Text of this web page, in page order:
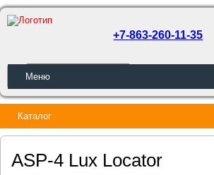
ОБРАТНЫЙ ЗВОНОК
+7-863-260-11-35
Меню
Каталог
ASP-4 Lux Locator